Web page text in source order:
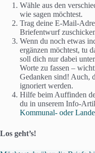
Wähle aus den
wie sagen möchtest.
Trag deine E-Mail-
Briefentwurf
Wenn du noch etwas
ergänzen möchtest, tu
soll dich nur dabei
Worte zu fassen –
Gedanken sind! Auch,
ignoriert werden.
Hilfe beim Auffinden
du in unserem Info-
Kommunal- oder
Los geht’s!